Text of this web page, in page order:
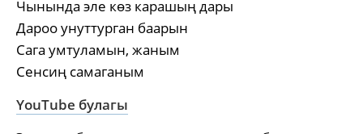
Чынында эле көз карашың дары
Дароо унуттурган баарын
Сага умтуламын, жаным
Сенсиң самаганым
YouTube булагы